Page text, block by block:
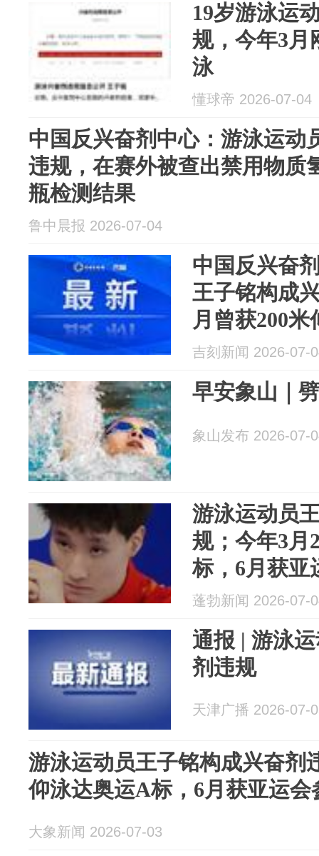
19岁游泳运
规，今年3月
泳
懂球帝 2026-07-04
中国反兴奋剂中心：游泳运动
违规，在赛外被查出禁用物质
瓶检测结果
鲁中晨报 2026-07-04
中国反兴奋
王子铭构成
月曾获200
位
吉刻新闻 2026-07-
早安象山｜
象山发布 2026-07-
游泳运动员
规；今年3月
标，6月获亚
蓬勃新闻 2026-07-
通报 | 游泳
剂违规
天津广播 2026-07-
游泳运动员王子铭构成兴奋剂
仰泳达奥运A标，6月获亚运会
大象新闻 2026-07-03